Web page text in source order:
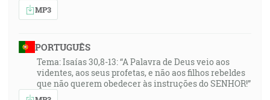
MP3
PORTUGUÊS
Tema: Isaías 30,8-13: “A Palavra de Deus veio aos
videntes, aos seus profetas, e não aos filhos rebeldes
que não querem obedecer às instruções do SENHOR!”